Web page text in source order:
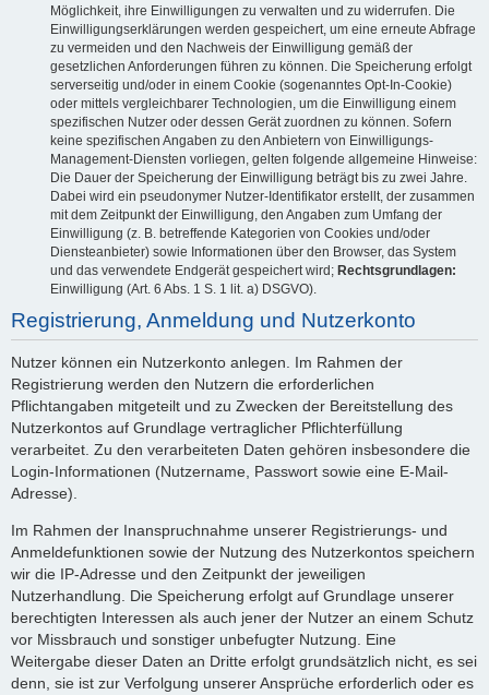
Möglichkeit, ihre Einwilligungen zu verwalten und zu widerrufen. Die
Einwilligungserklärungen werden gespeichert, um eine erneute Abfrage
zu vermeiden und den Nachweis der Einwilligung gemäß der
gesetzlichen Anforderungen führen zu können. Die Speicherung erfolgt
serverseitig und/oder in einem Cookie (sogenanntes Opt-In-Cookie)
oder mittels vergleichbarer Technologien, um die Einwilligung einem
spezifischen Nutzer oder dessen Gerät zuordnen zu können. Sofern
keine spezifischen Angaben zu den Anbietern von Einwilligungs-
Management-Diensten vorliegen, gelten folgende allgemeine Hinweise:
Die Dauer der Speicherung der Einwilligung beträgt bis zu zwei Jahre.
Dabei wird ein pseudonymer Nutzer-Identifikator erstellt, der zusammen
mit dem Zeitpunkt der Einwilligung, den Angaben zum Umfang der
Einwilligung (z. B. betreffende Kategorien von Cookies und/oder
Diensteanbieter) sowie Informationen über den Browser, das System
und das verwendete Endgerät gespeichert wird; Rechtsgrundlagen:
Einwilligung (Art. 6 Abs. 1 S. 1 lit. a) DSGVO).
Registrierung, Anmeldung und Nutzerkonto
Nutzer können ein Nutzerkonto anlegen. Im Rahmen der
Registrierung werden den Nutzern die erforderlichen
Pflichtangaben mitgeteilt und zu Zwecken der Bereitstellung des
Nutzerkontos auf Grundlage vertraglicher Pflichterfüllung
verarbeitet. Zu den verarbeiteten Daten gehören insbesondere die
Login-Informationen (Nutzername, Passwort sowie eine E-Mail-
Adresse).
Im Rahmen der Inanspruchnahme unserer Registrierungs- und
Anmeldefunktionen sowie der Nutzung des Nutzerkontos speichern
wir die IP-Adresse und den Zeitpunkt der jeweiligen
Nutzerhandlung. Die Speicherung erfolgt auf Grundlage unserer
berechtigten Interessen als auch jener der Nutzer an einem Schutz
vor Missbrauch und sonstiger unbefugter Nutzung. Eine
Weitergabe dieser Daten an Dritte erfolgt grundsätzlich nicht, es sei
denn, sie ist zur Verfolgung unserer Ansprüche erforderlich oder es